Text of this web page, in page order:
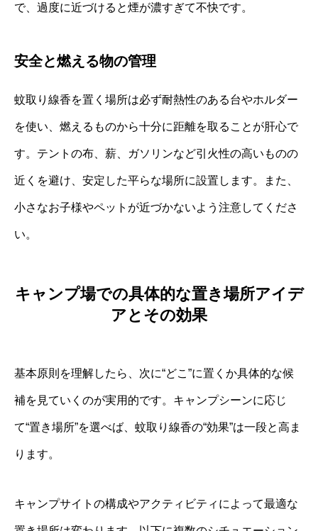
で、過度に近づけると煙が濃すぎて不快です。
安全と燃える物の管理
蚊取り線香を置く場所は必ず耐熱性のある台やホルダー
を使い、燃えるものから十分に距離を取ることが肝心で
す。テントの布、薪、ガソリンなど引火性の高いものの
近くを避け、安定した平らな場所に設置します。また、
小さなお子様やペットが近づかないよう注意してくださ
い。
キャンプ場での具体的な置き場所アイデ
アとその効果
基本原則を理解したら、次に“どこ”に置くか具体的な候
補を見ていくのが実用的です。キャンプシーンに応じ
て“置き場所”を選べば、蚊取り線香の“効果”は一段と高ま
ります。
キャンプサイトの構成やアクティビティによって最適な